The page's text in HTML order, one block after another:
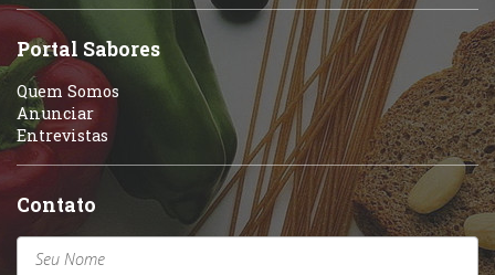
Sobremesas e sorvetes
Portal Sabores
Quem Somos
Anunciar
Entrevistas
Contato